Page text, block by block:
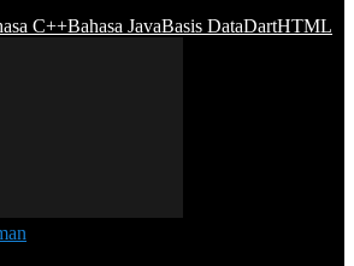
C++Bahasa JavaBasis DataDartHTML